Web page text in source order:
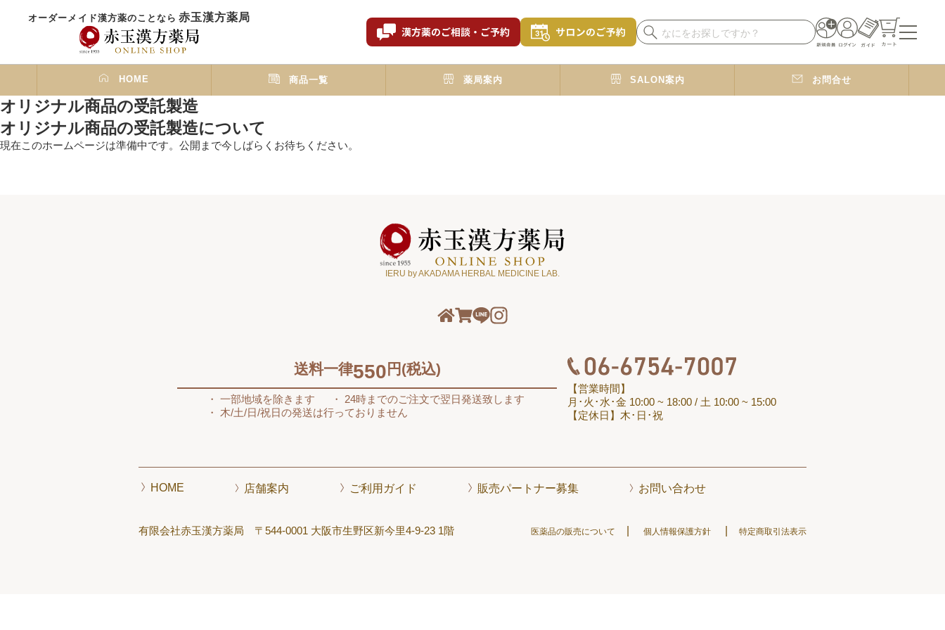
オーダーメイド漢方薬のことなら 赤玉漢方薬局
HOME 商品一覧 薬局案内 SALON案内 お問合せ
オリジナル商品の受託製造
オリジナル商品の受託製造について
現在このホームページは準備中です。公開まで今しばらくお待ちください。
IERU by AKADAMA HERBAL MEDICINE LAB.
送料一律550 円(税込)
一部地域を除きます
24時までのご注文で翌日発送致します
木/土/日/祝日の発送は行っておりません
【営業時間】
月･火･水･金 10:00 ~ 18:00 / 土 10:00 ~ 15:00
【定休日】木･日･祝
HOME 店舗案内 ご利用ガイド 販売パートナー募集 お問い合わせ
有限会社赤玉漢方薬局 〒544-0001 大阪市生野区新今里4-9-23 1階 医薬品の販売について 個人情報保護方針 特定商取引法表示